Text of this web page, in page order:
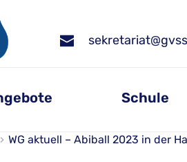
sekretariat
Schule
WG aktuell – Abiball 2023 in der